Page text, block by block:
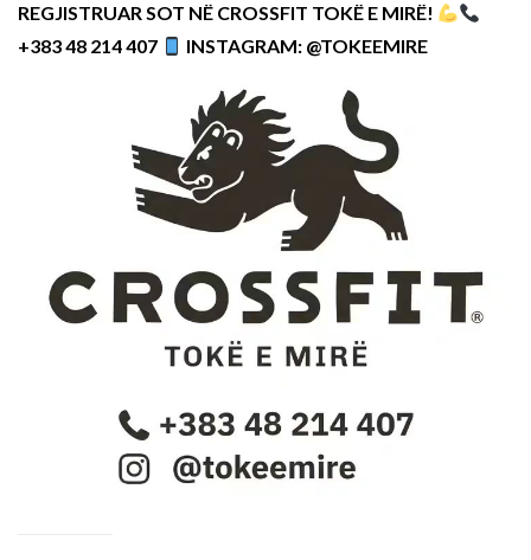
REGJISTRUAR SOT NË CROSSFIT TOKË E MIRË!
+383 48 214 407
INSTAGRAM: @TOKEEMIRE